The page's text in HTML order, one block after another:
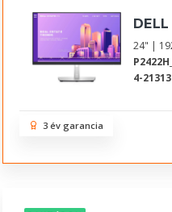
24" |
4-
3 év garancia